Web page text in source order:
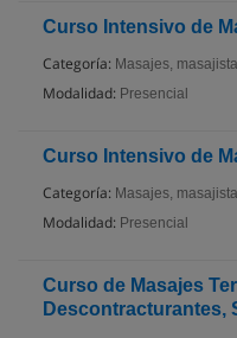
Curso Intensivo de
Categoría: Masajes, masajista
Modalidad: Presencial
Curso Intensivo de
Categoría: Masajes, masajista
Modalidad: Presencial
Curso de Masajes
Descontracturantes,